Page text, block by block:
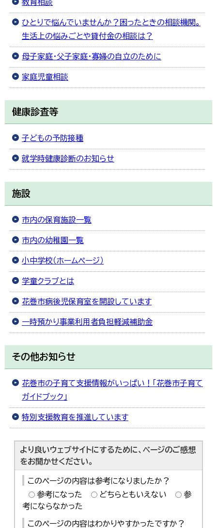
English
简体中文
教育相談
ひとりで悩んでいませんか？困ったときの相談機関。
生活上の悩みごとや貸付金の相談は？
母子家庭・父子家庭・寡婦の自立のために
家庭児童相談
健康診査等
子どもの予防接種
就学時健康診断のお知らせ
施設
市内の保育施設一覧
市内の幼稚園一覧
小中学校（ホームページ）
学童クラブとは
花巻市病後児保育室を開設しています
一時預かり事業利用者負担軽減補助金
その他お知らせ
花巻市の子育て支援情報がいっぱい！「花巻市子育て
ガイドブック」
特別支援教育を推進しています
より良いウェブサイトにするために、ページのご感想
をお聞かせください。
このページの内容は参考になりましたか？
参考になった
どちらともいえない
参
考にならなかった
このページの内容はわかりやすかったですか？